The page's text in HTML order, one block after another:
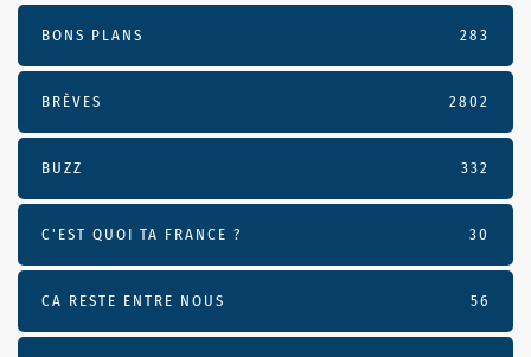
BONS PLANS 283
BRÈVES 2802
BUZZ 332
C'EST QUOI TA FRANCE ? 30
CA RESTE ENTRE NOUS 56